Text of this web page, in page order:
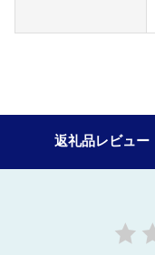
返礼品レビュー